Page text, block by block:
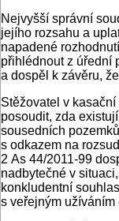
Nejvyšší správní
jejího rozsahu a
napadené
přihlédnout z úřední
a dospěl k závěru,
Stěžovatel v
posoudit, zda
sousedních
s odkazem na
2 As 44/2011-99
nadbytečné v
konkludentní
s veřejným užíváním